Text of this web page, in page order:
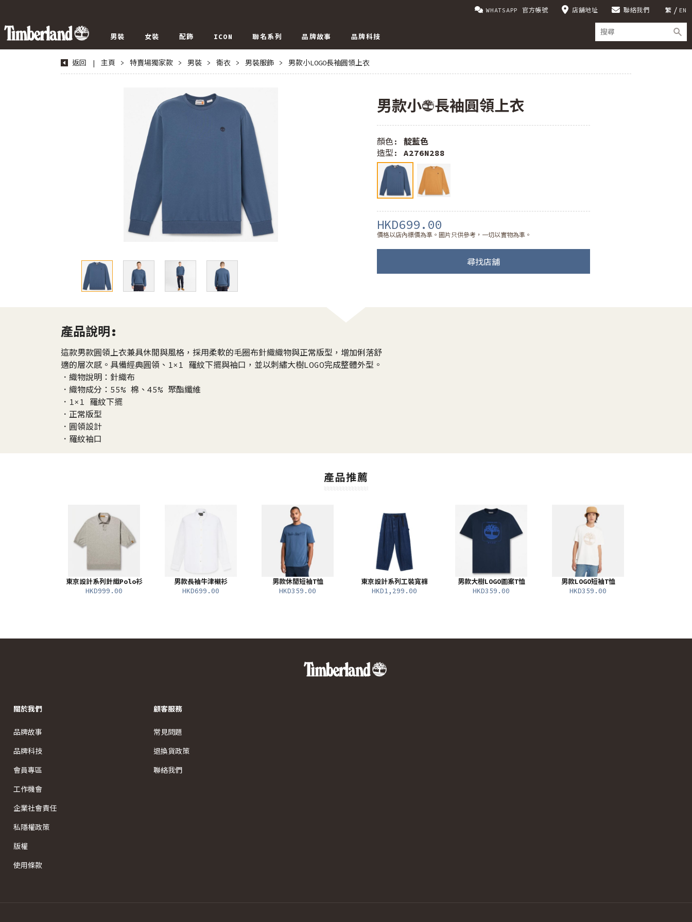
繁 EN
WHATSAPP 官方帳號 店舖地址 聯絡我們
男裝 女裝 配飾 ICON 聯名系列 品牌故事 品牌科技
返回 | 主頁 > 特賣場獨家款 > 男裝 > 衛衣 > 男裝服飾 > 男款小LOGO長袖圓領上衣
男款小LOGO長袖圓領上衣
顏色: 靛藍色
造型: A276N288
HKD699.00
價格以店內標價為準。圖片只供參考，一切以實物為準。
尋找店舖
產品說明:
這款男款圓領上衣兼具休閒與風格，採用柔軟的毛圈布針織織物與正常版型，增加俐落舒
適的層次感。具備經典圓領、1×1 羅紋下擺與袖口，並以刺繡大樹LOGO完成整體外型。
．織物說明：針織布
．織物成分：55% 棉、45% 聚酯纖維
．1×1 羅紋下擺
．正常版型
．圓領設計
．羅紋袖口
產品推薦
東京設計系列針織Polo衫
HKD999.00
男款長袖牛津襯衫
HKD699.00
男款休閒短袖T恤
HKD359.00
東京設計系列工裝寬褲
HKD1,299.00
男款大樹LOGO圖案T恤
HKD359.00
男款LOGO短袖T恤
HKD359.00
關於我們
品牌故事
品牌科技
會員專區
工作機會
企業社會責任
私隱權政策
版權
使用條款
顧客服務
常見問題
退換貨政策
聯絡我們